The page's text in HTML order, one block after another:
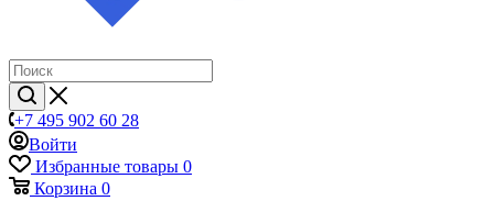
+7 495 902 60 28
Войти
Избранные товары 0
Корзина 0